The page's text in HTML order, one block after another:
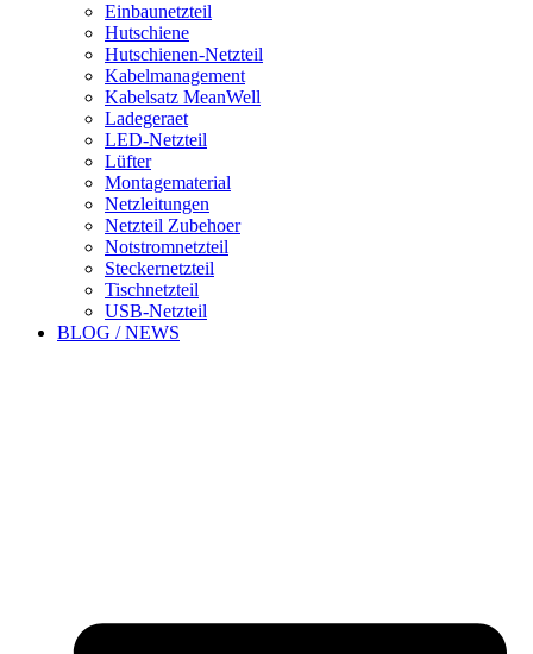
Einbaunetzteil
Hutschiene
Hutschienen-Netzteil
Kabelmanagement
Kabelsatz MeanWell
Ladegeraet
LED-Netzteil
Lüfter
Montagematerial
Netzleitungen
Netzteil Zubehoer
Notstromnetzteil
Steckernetzteil
Tischnetzteil
USB-Netzteil
BLOG / NEWS